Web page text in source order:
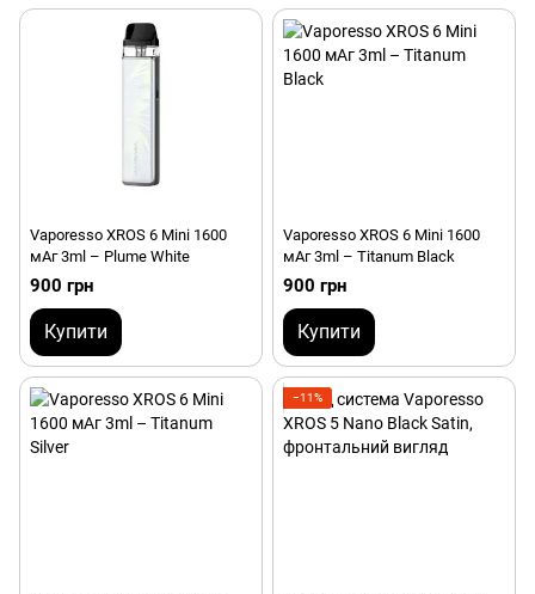
Vaporesso XROS 6 Mini 1600
мАг 3ml – Plume White
900 грн
Купити
Vaporesso XROS 6 Mini 1600
мАг 3ml – Titanum Black
900 грн
Купити
−11%